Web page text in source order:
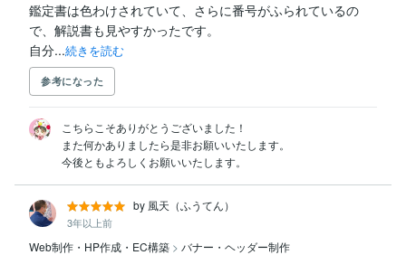
鑑定書は色わけされていて、さらに番号がふられているの
で、解説書も見やすかったです。
自分...続きを読む
参考になった
こちらこそありがとうございました！
また何かありましたら是非お願いいたします。
今後ともよろしくお願いいたします。
by 風天（ふうてん）
3年以上前
Web制作・HP作成・EC構築 > バナー・ヘッダー制作